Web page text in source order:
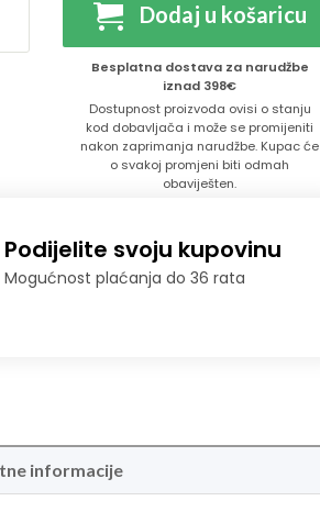
Dodaj u košaricu
Besplatna dostava za narudžbe
iznad 398€
Dostupnost proizvoda ovisi o stanju
kod dobavljača i može se promijeniti
nakon zaprimanja narudžbe. Kupac će
o svakoj promjeni biti odmah
obaviješten.
Podijelite svoju kupovinu
Mogućnost plaćanja do 36 rata
informacije